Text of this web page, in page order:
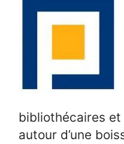
bibliothécaires
autour d’une